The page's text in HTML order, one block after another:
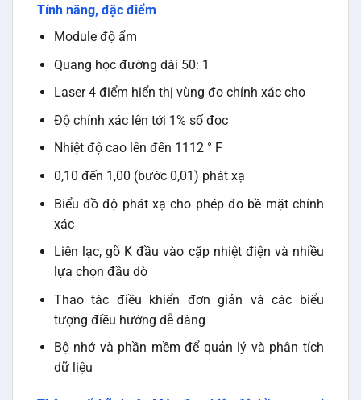
Tính năng, đặc điểm
Module độ ẩm
Quang học đường dài 50: 1
Laser 4 điểm hiển thị vùng đo chính xác cho
Độ chính xác lên tới 1% số đọc
Nhiệt độ cao lên đến 1112 ° F
0,10 đến 1,00 (bước 0,01) phát xạ
Biểu đồ độ phát xạ cho phép đo bề mặt chính
xác
Liên lạc, gõ K đầu vào cặp nhiệt điện và nhiều
lựa chọn đầu dò
Thao tác điều khiển đơn giản và các biểu
tượng điều hướng dễ dàng
Bộ nhớ và phần mềm để quản lý và phân tích
dữ liệu